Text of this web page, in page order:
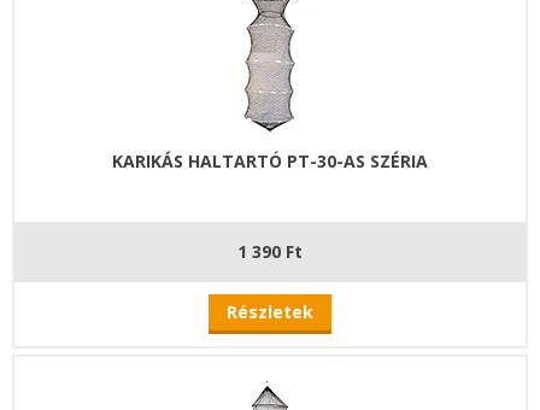
KARIKÁS HALTARTÓ PT-30-AS SZÉRIA
1 390 Ft
Részletek